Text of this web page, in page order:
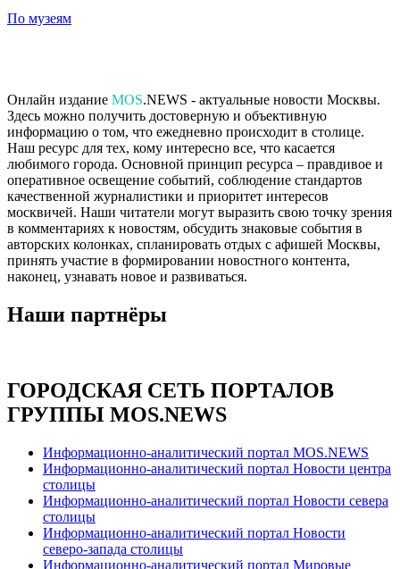
По музеям
Онлайн издание MOS.NEWS - актуальные новости Москвы.
Здесь можно получить достоверную и объективную
информацию о том, что ежедневно происходит в столице.
Наш ресурс для тех, кому интересно все, что касается
любимого города. Основной принцип ресурса – правдивое и
оперативное освещение событий, соблюдение стандартов
качественной журналистики и приоритет интересов
москвичей. Наши читатели могут выразить свою точку зрения
в комментариях к новостям, обсудить знаковые события в
авторских колонках, спланировать отдых с афишей Москвы,
принять участие в формировании новостного контента,
наконец, узнавать новое и развиваться.
Наши партнёры
ГОРОДСКАЯ СЕТЬ ПОРТАЛОВ
ГРУППЫ MOS.NEWS
Информационно-аналитический портал MOS.NEWS
Информационно-аналитический портал Новости центра
столицы
Информационно-аналитический портал Новости севера
столицы
Информационно-аналитический портал Новости
северо-запада столицы
Информационно-аналитический портал Мировые